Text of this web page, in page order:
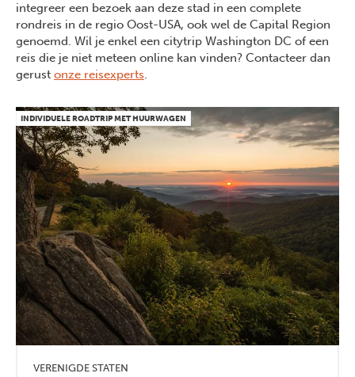
integreer een bezoek aan deze stad in een complete
rondreis in de regio Oost-USA, ook wel de Capital Region
genoemd. Wil je enkel een citytrip Washington DC of een
reis die je niet meteen online kan vinden? Contacteer dan
gerust onze reisexperts.
INDIVIDUELE ROADTRIP MET HUURWAGEN
VERENIGDE STATEN